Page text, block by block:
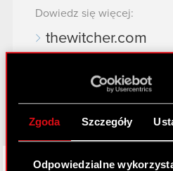
Zgoda Szczegóły
Odpowiedzialne
Dowiedz się więcej:
thewitcher.com